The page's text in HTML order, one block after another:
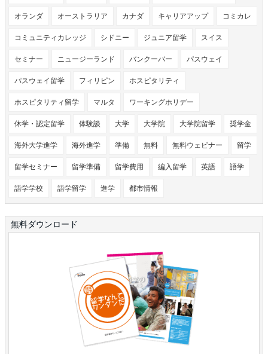
オランダ オーストラリア カナダ キャリアアップ コミカレ
コミュニティカレッジ シドニー ジュニア留学 スイス
セミナー ニュージーランド バンクーバー パスウェイ
パスウェイ留学 フィリピン ホスピタリティ
ホスピタリティ留学 マルタ ワーキングホリデー
休学・認定留学 体験談 大学 大学院 大学院留学 奨学金
海外大学進学 海外進学 準備 無料 無料ウェビナー 留学
留学セミナー 留学準備 留学費用 編入留学 英語 語学
語学学校 語学留学 進学 都市情報
無料ダウンロード